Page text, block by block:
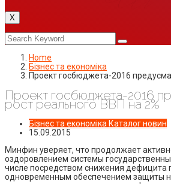
X
Home
Бізнес та економіка
Проект госбюджета-2016
Проект госбюджета-2016
рост реального ВВП на 2%
Бізнес та економіка Каталог новин
15.09.2015
Минфин уверяет, что продолжает
оздоровлением системы
числе посредством снижения дефицита
одновременным обеспечением защиты